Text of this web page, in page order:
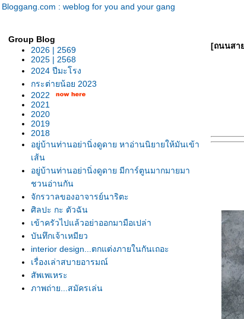
Bloggang.com : weblog for you and your gang
Group Blog
2026 | 2569
2025 | 2568
2024 ปีมะโรง
กระต่ายน้อย 2023
2022
2021
2020
2019
2018
อยู่บ้านท่านอย่านิ่งดูดาย หาอ่านนิยายให้มันเข้า
เส้น
อยู่บ้านท่านอย่านิ่งดูดาย มีการ์ตูนมากมายมา
ชวนอ่านกัน
จักรวาลของอาจารย์นาริตะ
ศิลปะ กะ ตัวฉัน
เข้าครัวไปแล้วอย่าออกมามือเปล่า
บันทึกเจ้าเหมียว
interior design...ตกแต่งภายในกันเถอะ
เรื่องเล่าสบายอารมณ์
สัพเพเหระ
ภาพถ่าย...สมัครเล่น
[ถนนสา